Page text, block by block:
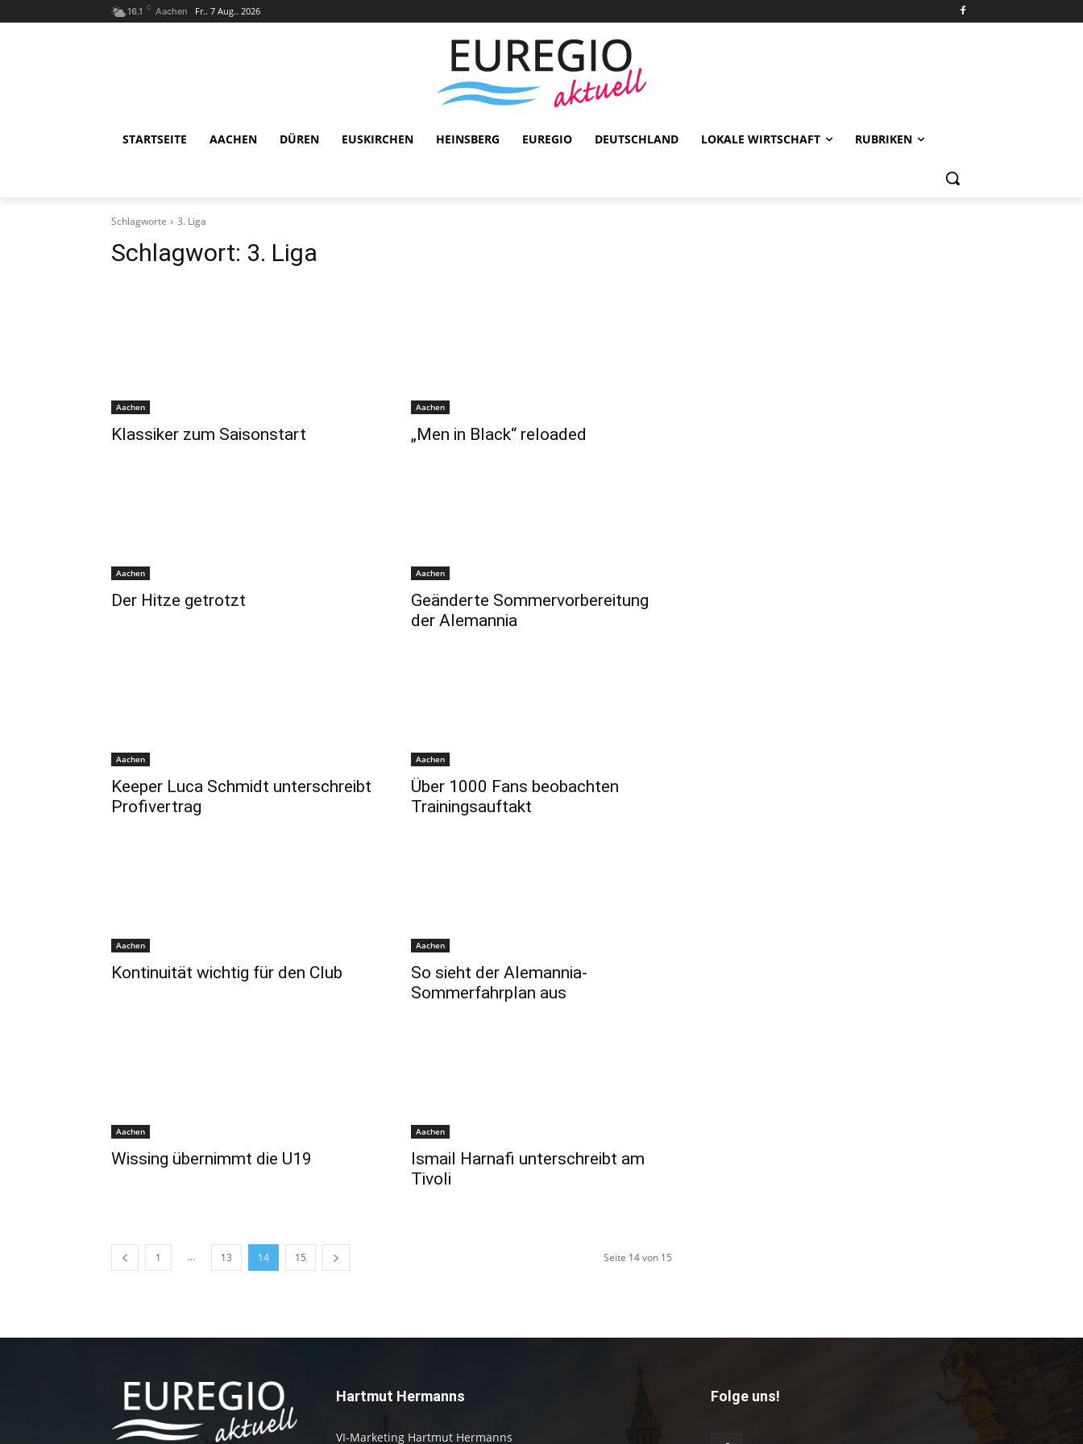
16.1 C Aachen Fr.. 7 Aug.. 2026
STARTSEITE AACHEN DÜREN EUSKIRCHEN HEINSBERG EUREGIO DEUTSCHLAND LOKALE WIRTSCHAFT RUBRIKEN
Schlagworte 3. Liga
Schlagwort: 3. Liga
Aachen
Klassiker zum Saisonstart
Aachen
„Men in Black“ reloaded
Aachen
Der Hitze getrotzt
Aachen
Geänderte Sommervorbereitung
der Alemannia
Aachen
Keeper Luca Schmidt unterschreibt
Profivertrag
Aachen
Über 1000 Fans beobachten
Trainingsauftakt
Aachen
Kontinuität wichtig für den Club
Aachen
So sieht der Alemannia-
Sommerfahrplan aus
Aachen
Wissing übernimmt die U19
Aachen
Ismail Harnafi unterschreibt am
Tivoli
1 ... 13 14 15 Seite 14 von 15
Hartmut Hermanns
VI-Marketing Hartmut Hermanns
Folge uns!